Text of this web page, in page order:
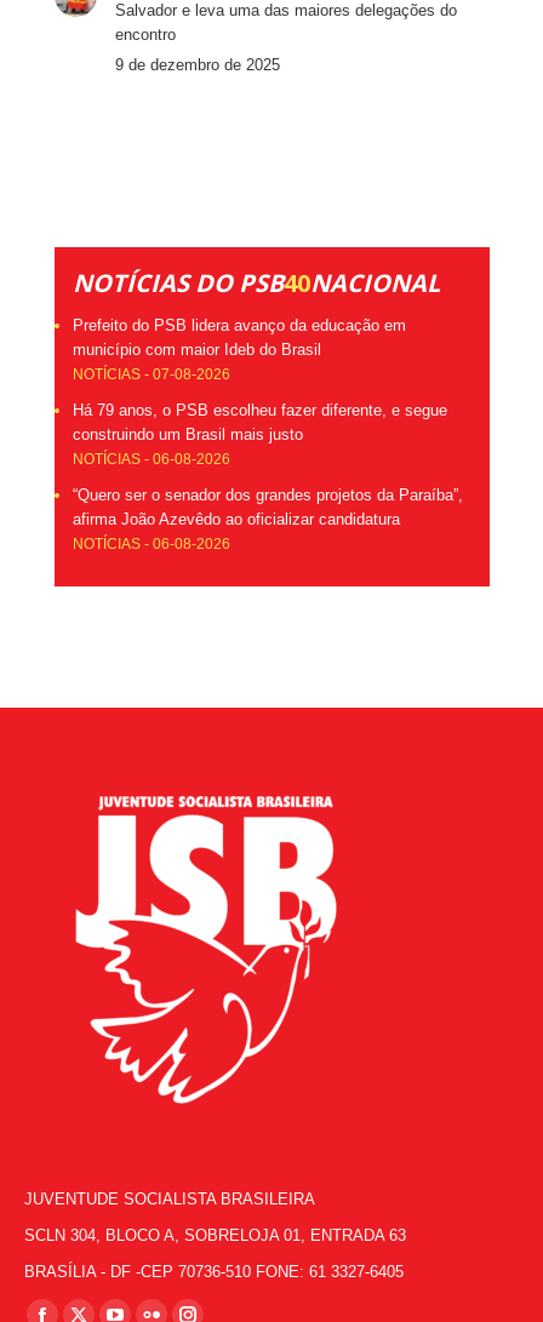
Salvador e leva uma das maiores delegações do
encontro
9 de dezembro de 2025
NOTÍCIAS DO PSB40NACIONAL
Prefeito do PSB lidera avanço da educação em
município com maior Ideb do Brasil
NOTÍCIAS - 07-08-2026
Há 79 anos, o PSB escolheu fazer diferente, e segue
construindo um Brasil mais justo
NOTÍCIAS - 06-08-2026
“Quero ser o senador dos grandes projetos da Paraíba”,
afirma João Azevêdo ao oficializar candidatura
NOTÍCIAS - 06-08-2026
JUVENTUDE SOCIALISTA BRASILEIRA
SCLN 304, BLOCO A, SOBRELOJA 01, ENTRADA 63
BRASÍLIA - DF -CEP 70736-510 FONE: 61 3327-6405
Encontre-nos em: